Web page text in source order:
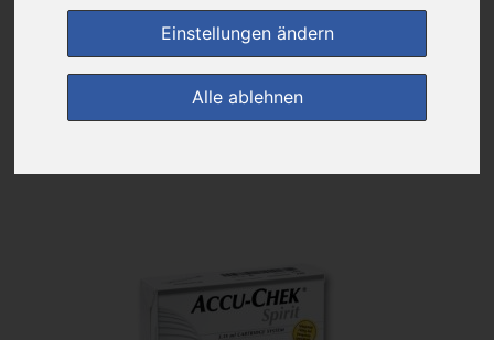
Einstellungen ändern
Alle ablehnen
zur Startseite
Preisalarm